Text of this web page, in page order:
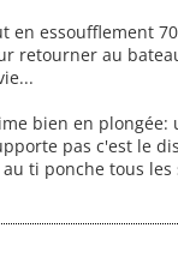
en essoufflement
retourner au
bien en
pas c'est le
ti ponche tous